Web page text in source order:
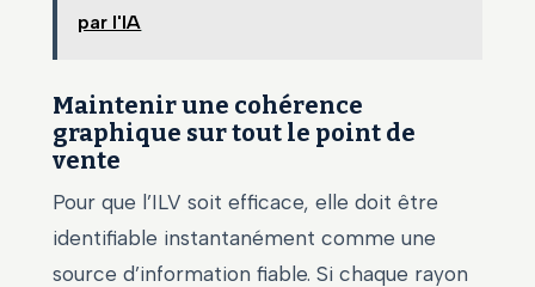
par l'IA
Maintenir une cohérence
graphique sur tout le point de
vente
Pour que l’ILV soit efficace, elle doit être
identifiable instantanément comme une
source d’information fiable. Si chaque rayon